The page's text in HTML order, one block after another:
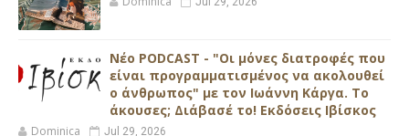
Νέο PODCAST - "Οι μόνες διατροφές που
είναι προγραμματισμένος να ακολουθεί
ο άνθρωπος" με τον Ιωάννη Κάργα. Το
άκουσες; Διάβασέ το! Εκδόσεις Ιβίσκος
Dominica Jul 29, 2026